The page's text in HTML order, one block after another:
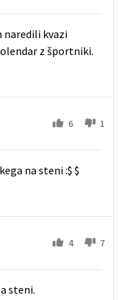
naredili kvazi
z športniki.
6 1
na steni :$ $
4 7
steni.